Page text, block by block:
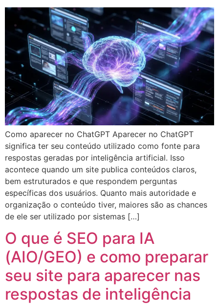
Como aparecer no ChatGPT Aparecer no ChatGPT
significa ter seu conteúdo utilizado como fonte para
respostas geradas por inteligência artificial. Isso
acontece quando um site publica conteúdos claros,
bem estruturados e que respondem perguntas
específicas dos usuários. Quanto mais autoridade e
organização o conteúdo tiver, maiores são as chances
de ele ser utilizado por sistemas […]
O que é SEO para IA
(AIO/GEO) e como preparar
seu site para aparecer nas
respostas de inteligência